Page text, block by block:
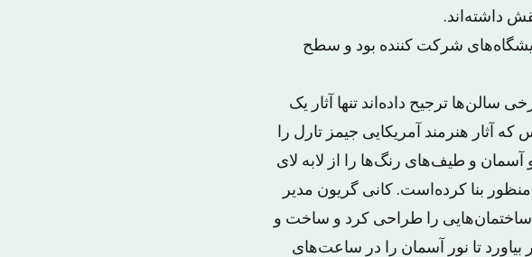
داشته‌اند.
شرکت کننده بود و سطح
سالن‌ها ترجیح داده‌اند تنها آثار یک
آثار هنرمند آمریکایی جیمز تارل را
آسمان و طیف‌های رنگ‌ها را از لابه لای
بنا کرده‌است. کانی گریون مدیر
کرد. ساختمان‌هایی را طراحی کرد و ساخت و
تا نور آسمان را در ساعت‌های